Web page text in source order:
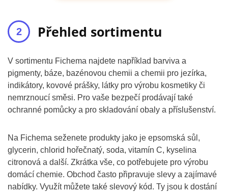
Přehled sortimentu
V sortimentu Fichema najdete například barviva a
pigmenty, báze, bazénovou chemii a chemii pro jezírka,
indikátory, kovové prášky, látky pro výrobu kosmetiky či
nemrznoucí směsi. Pro vaše bezpečí prodávají také
ochranné pomůcky a pro skladování obaly a příslušenství.
Na Fichema seženete produkty jako je epsomská sůl,
glycerin, chlorid hořečnatý, soda, vitamín C, kyselina
citronová a další. Zkrátka vše, co potřebujete pro výrobu
domácí chemie. Obchod často připravuje slevy a zajímavé
nabídky. Využít můžete také slevový kód. Ty jsou k dostání